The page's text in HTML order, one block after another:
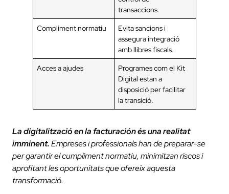
transaccions.
Compliment normatiu
Evita sancions i
assegura integració
amb llibres fiscals.
Acces a ajudes
Programes com el Kit
Digital estan a
disposició per facilitar
la transició.
La digitalització en la facturación és una realitat
imminent.Empreses i professionals han de preparar-se
per garantir el cumpliment normatiu, minimitzan riscos i
aprofitant les oportunitats que ofereix aquesta
transformació.